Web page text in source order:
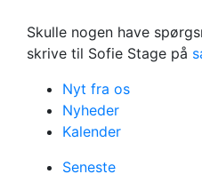
Skulle nogen have
skrive til Sofie Stage på
Nyt fra os
Nyheder
Kalender
Seneste